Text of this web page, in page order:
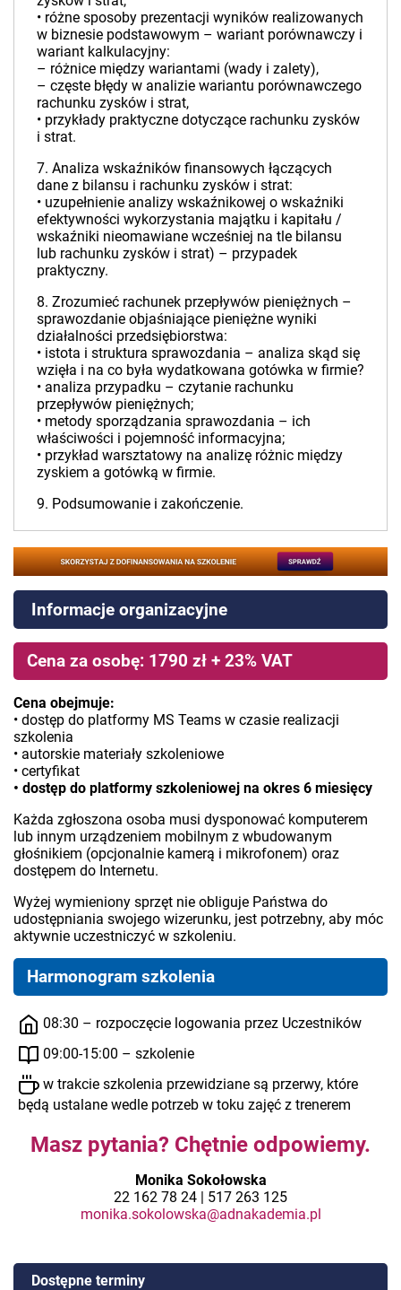
• różne sposoby prezentacji wyników realizowanych
w biznesie podstawowym – wariant porównawczy i
wariant kalkulacyjny:
– różnice między wariantami (wady i zalety),
– częste błędy w analizie wariantu porównawczego
rachunku zysków i strat,
• przykłady praktyczne dotyczące rachunku zysków
i strat.
7. Analiza wskaźników finansowych łączących
dane z bilansu i rachunku zysków i strat:
• uzupełnienie analizy wskaźnikowej o wskaźniki
efektywności wykorzystania majątku i kapitału /
wskaźniki nieomawiane wcześniej na tle bilansu
lub rachunku zysków i strat) – przypadek
praktyczny.
8. Zrozumieć rachunek przepływów pieniężnych –
sprawozdanie objaśniające pieniężne wyniki
działalności przedsiębiorstwa:
• istota i struktura sprawozdania – analiza skąd się
wzięła i na co była wydatkowana gotówka w firmie?
• analiza przypadku – czytanie rachunku
przepływów pieniężnych;
• metody sporządzania sprawozdania – ich
właściwości i pojemność informacyjna;
• przykład warsztatowy na analizę różnic między
zyskiem a gotówką w firmie.
9. Podsumowanie i zakończenie.
Informacje organizacyjne
Cena za osobę: 1790 zł + 23% VAT
Cena obejmuje:
• dostęp do platformy MS Teams w czasie realizacji
szkolenia
• autorskie materiały szkoleniowe
• certyfikat
• dostęp do platformy szkoleniowej na okres 6 miesięcy
Każda zgłoszona osoba musi dysponować komputerem
lub innym urządzeniem mobilnym z wbudowanym
głośnikiem (opcjonalnie kamerą i mikrofonem) oraz
dostępem do Internetu.
Wyżej wymieniony sprzęt nie obliguje Państwa do
udostępniania swojego wizerunku, jest potrzebny, aby móc
aktywnie uczestniczyć w szkoleniu.
Harmonogram szkolenia
08:30 – rozpoczęcie logowania przez Uczestników
09:00-15:00 – szkolenie
w trakcie szkolenia przewidziane są przerwy, które
będą ustalane wedle potrzeb w toku zajęć z trenerem
Masz pytania? Chętnie odpowiemy.
Monika Sokołowska
22 162 78 24 | 517 263 125
monika.sokolowska@adnakademia.pl
Dostępne terminy